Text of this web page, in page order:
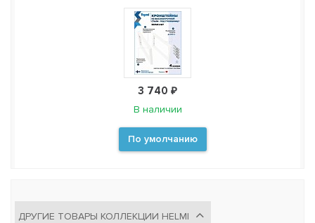
3 740 ₽
В наличии
По умолчанию
ДРУГИЕ ТОВАРЫ КОЛЛЕКЦИИ HELMI